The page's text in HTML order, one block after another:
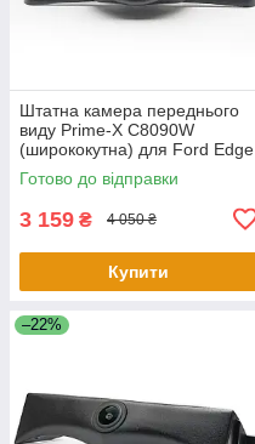
Штатна камера переднього
виду Prime-X C8090W
(ширококутна) для Ford Edge
2015-2017
Готово до відправки
3 159 ₴ 4 050 ₴
Купити
–22%